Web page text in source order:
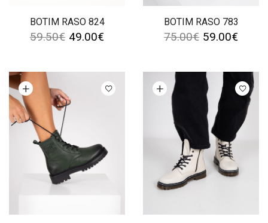
BOTIM RASO 824
59.50€ 49.00€
BOTIM RASO 783
75.00€ 59.00€
opções Ver opções